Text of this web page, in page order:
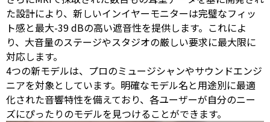
た設計により、新しいインイヤーモニターは完璧なフィッ
ト感と最大-39 dBの高い遮音性を提供します。これによ
り、大音量のステージやスタジオの厳しい要求に最大限に
対応します。
4つの新モデルは、プロのミュージシャンやサウンドエンジ
ニアを対象としています。明確なモデル名と用途別に最適
化された音響特性を備えており、各ユーザーが自分のニー
ズにぴったりのモデルを見つけることができます。